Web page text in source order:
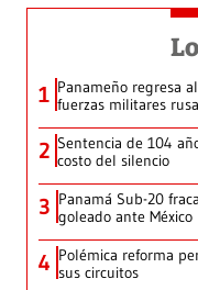
1 Panameño regresa
fuerzas militares
2 Sentencia de 104
costo del silencio
3 Panamá Sub-20
goleado ante México
4 Polémica reforma
sus circuitos